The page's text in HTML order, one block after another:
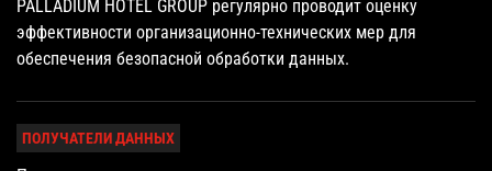
PALLADIUM HOTEL GROUP регулярно проводит оценку
эффективности организационно-технических мер для
обеспечения безопасной обработки данных.
ПОЛУЧАТЕЛИ ДАННЫХ